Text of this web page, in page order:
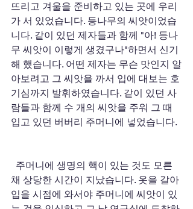
뜨리고 겨울을 준비하고 있는 곳에 우리
가 서 있었습니다. 등나무의 씨앗이었습
니다. 같이 있던 제자들과 함께 "아! 등나
무 씨앗이 이렇게 생겼구나"하면서 신기
해 했습니다. 어떤 제자는 무슨 맛인지 알
아보려고 그 씨앗을 까서 입에 대보는 호
기심까지 발휘하였습니다. 같이 있던 사
람들과 함께 수 개의 씨앗을 주워 그 때
입고 있던 버버리 주머니에 넣었습니다.
채 상당한 시간이 지났습니다. 옷을 갈아
입을 시점에 와서야 주머니에 씨앗이 있